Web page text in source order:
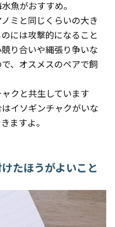
魚がおすすめ。
ミと同じくらいの大き
には攻撃的になること
り合いや縄張り争いな
、オスメスのペアで飼
クと共生しています
イソギンチャクがいな
ますよ。
たほうがよいこと